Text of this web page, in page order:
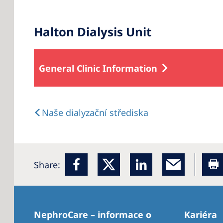
Halton Dialysis Unit
General Clinic Information
Naše dialyzační střediska
Share:
NephroCare – informace o
Kariéra